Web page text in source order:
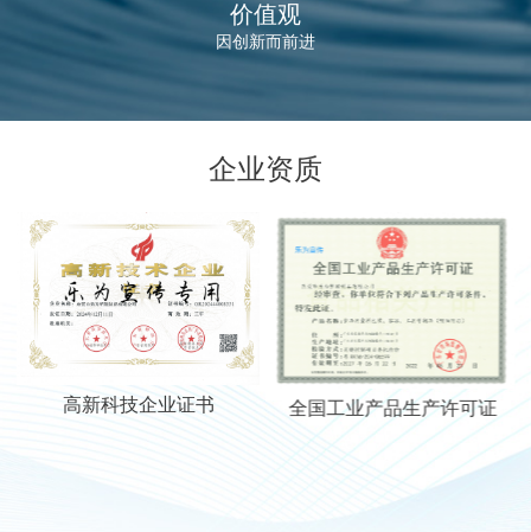
价值观
因创新而前进
企业资质
高新科技企业证书 全国工业产品生产许可证